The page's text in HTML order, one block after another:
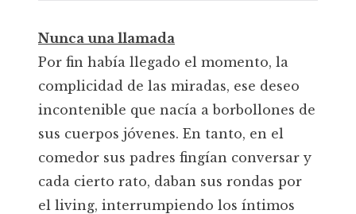
Nunca una llamada
Por fin había llegado el momento, la
complicidad de las miradas, ese deseo
incontenible que nacía a borbollones de
sus cuerpos jóvenes. En tanto, en el
comedor sus padres fingían conversar y
cada cierto rato, daban sus rondas por
el living, interrumpiendo los íntimos